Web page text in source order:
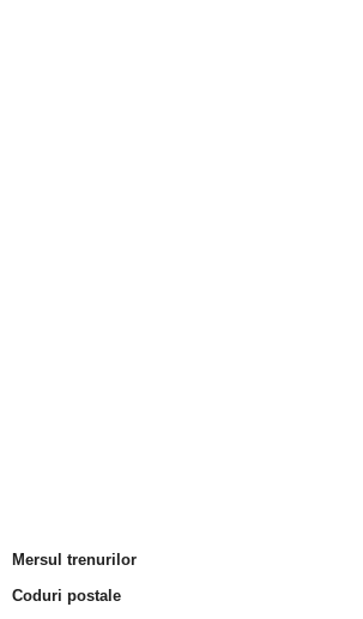
Mersul trenurilor
Coduri postale